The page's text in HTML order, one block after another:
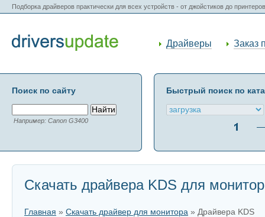
Подборка драйверов практически для всех устройств - от джойстиков до
Драйверы Заказ
Поиск по сайту
Например: Canon G3400
Быстрый поиск по
Скачать драйвера KDS для
Главная » Скачать драйвер для монитора » Драйвера KDS